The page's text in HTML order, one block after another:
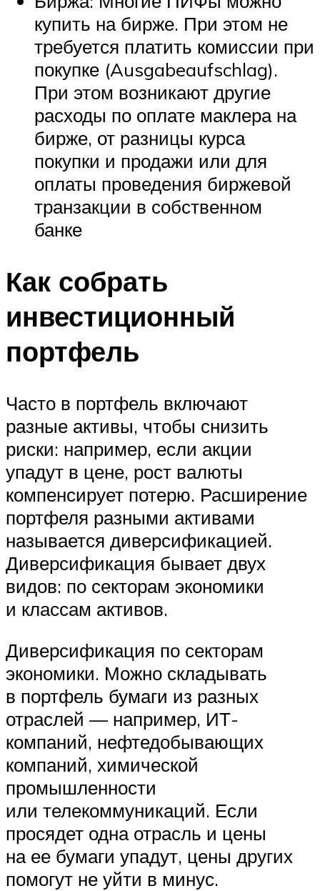
купить на бирже. При этом не
требуется платить комиссии при
покупке (Ausgabeaufschlag).
При этом возникают другие
расходы по оплате маклера на
бирже, от разницы курса
покупки и продажи или для
оплаты проведения биржевой
транзакции в собственном
банке
Как собрать
инвестиционный
портфель
Часто в портфель включают
разные активы, чтобы снизить
риски: например, если акции
упадут в цене, рост валюты
компенсирует потерю. Расширение
портфеля разными активами
называется диверсификацией.
Диверсификация бывает двух
видов: по секторам экономики
и классам активов.
Диверсификация по секторам
экономики. Можно складывать
в портфель бумаги из разных
отраслей — например, ИТ-
компаний, нефтедобывающих
компаний, химической
промышленности
или телекоммуникаций. Если
просядет одна отрасль и цены
на ее бумаги упадут, цены других
помогут не уйти в минус.